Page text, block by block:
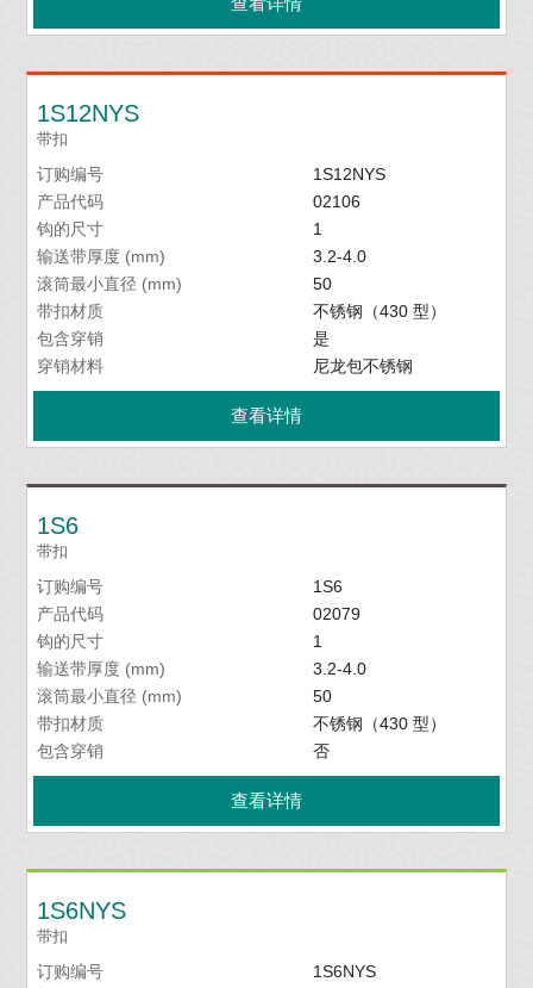
1S12NYS
带扣
订购编号
1S12NYS
产品代码
02106
钩的尺寸
1
输送带厚度 (mm)
3.2-4.0
滚筒最小直径 (mm)
50
带扣材质
不锈钢（430 型）
包含穿销
是
穿销材料
尼龙包不锈钢
查看详情
1S6
带扣
订购编号
1S6
产品代码
02079
钩的尺寸
1
输送带厚度 (mm)
3.2-4.0
滚筒最小直径 (mm)
50
带扣材质
不锈钢（430 型）
包含穿销
否
查看详情
1S6NYS
带扣
订购编号
1S6NYS